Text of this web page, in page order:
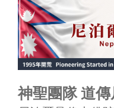
神聖團隊 道傳